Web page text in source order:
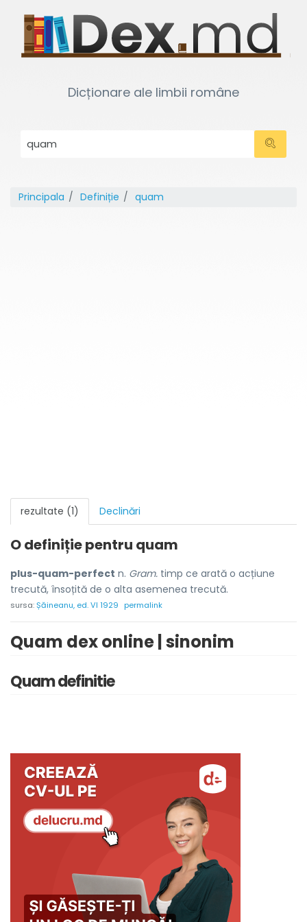
Dicționare ale limbii române
Principala Definiție quam
rezultate (1) Declinări
O definiție pentru quam
plus-quam-perfect n. Gram. timp ce arată o acțiune
trecută, însoțită de o alta asemenea trecută.
sursa:Șăineanu, ed. VI 1929 permalink
Quam dex online | sinonim
Quam definitie